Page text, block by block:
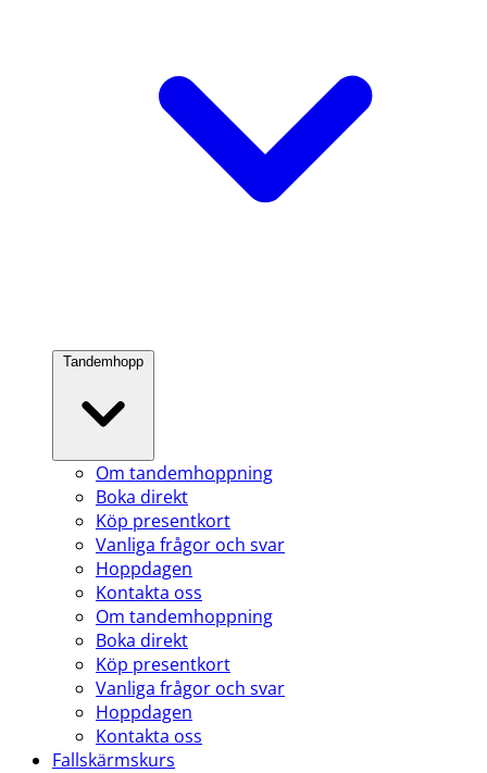
Tandemhopp
Om tandemhoppning
Boka direkt
Köp presentkort
Vanliga frågor och svar
Hoppdagen
Kontakta oss
Om tandemhoppning
Boka direkt
Köp presentkort
Vanliga frågor och svar
Hoppdagen
Kontakta oss
Fallskärmskurs